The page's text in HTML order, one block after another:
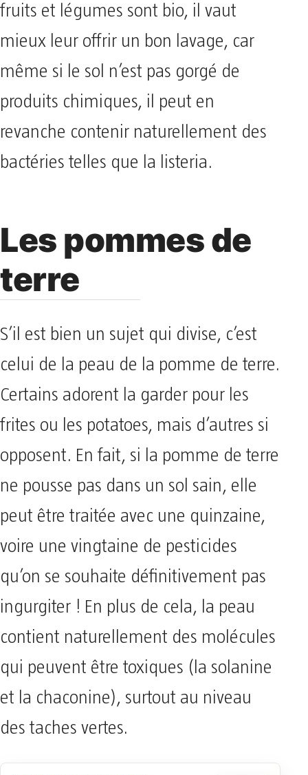
fruits et légumes sont bio, il vaut
mieux leur offrir un bon lavage, car
même si le sol n’est pas gorgé de
produits chimiques, il peut en
revanche contenir naturellement des
bactéries telles que la listeria.
Les pommes de
terre
S’il est bien un sujet qui divise, c’est
celui de la peau de la pomme de terre.
Certains adorent la garder pour les
frites ou les potatoes, mais d’autres si
opposent. En fait, si la pomme de terre
ne pousse pas dans un sol sain, elle
peut être traitée avec une quinzaine,
voire une vingtaine de pesticides
qu’on se souhaite définitivement pas
ingurgiter ! En plus de cela, la peau
contient naturellement des molécules
qui peuvent être toxiques (la solanine
et la chaconine), surtout au niveau
des taches vertes.